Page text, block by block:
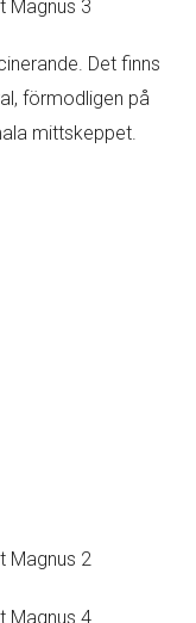
Det finns
förmodligen på
mittskeppet.